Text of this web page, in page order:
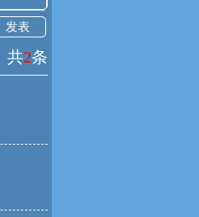
发表
共2条